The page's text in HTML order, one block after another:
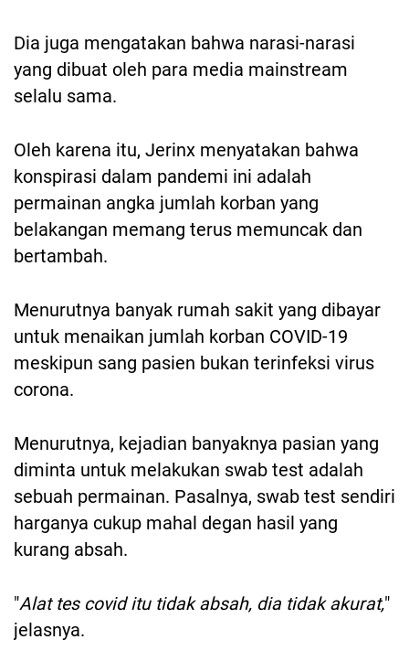
Dia juga mengatakan bahwa narasi-narasi
yang dibuat oleh para media mainstream
selalu sama.
Oleh karena itu, Jerinx menyatakan bahwa
konspirasi dalam pandemi ini adalah
permainan angka jumlah korban yang
belakangan memang terus memuncak dan
bertambah.
Menurutnya banyak rumah sakit yang dibayar
untuk menaikan jumlah korban COVID-19
meskipun sang pasien bukan terinfeksi virus
corona.
Menurutnya, kejadian banyaknya pasian yang
diminta untuk melakukan swab test adalah
sebuah permainan. Pasalnya, swab test sendiri
harganya cukup mahal degan hasil yang
kurang absah.
"Alat tes covid itu tidak absah, dia tidak akurat,"
jelasnya.